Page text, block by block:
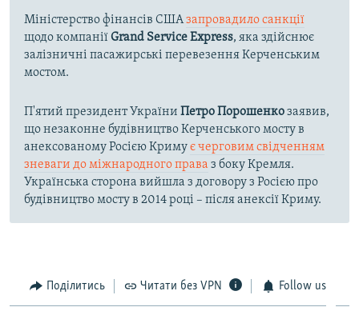
Міністерство фінансів СШАзапровадило санкції
щодо компаніїGrand Service Express, яка здійснює
залізничні пасажирські перевезення Керченським
мостом.
П'ятий президент України Петро Порошенкозаявив,
що незаконне будівництво Керченського мосту в
анексованому Росією Кримує черговим свідченням
зневаги до міжнародного права з боку Кремля.
Українська сторона вийшла з договору з Росією про
будівництво мосту в 2014 році – після анексії Криму.
Поділитись Читати без VPN Follow us